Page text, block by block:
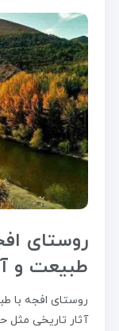
روستای
طبیعت و
روستای افجه با
آثار تاریخی مثل